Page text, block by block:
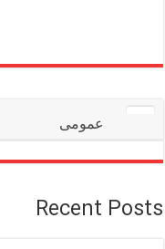
عمومی
Recent Posts